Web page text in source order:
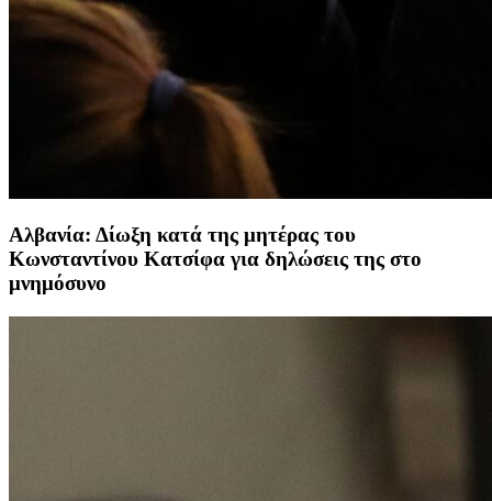
Αλβανία: Δίωξη κατά της μητέρας του
Κωνσταντίνου Κατσίφα για δηλώσεις της στο
μνημόσυνο